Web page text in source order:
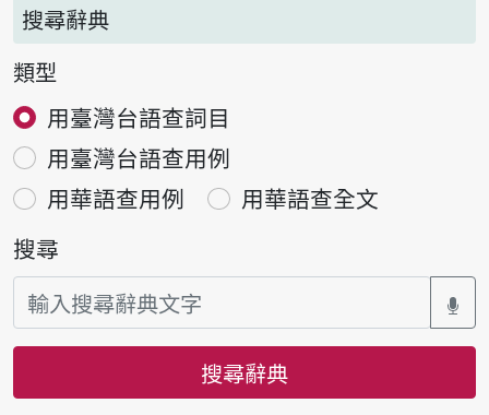
搜尋辭典
類型
用臺灣台語查詞目
用臺灣台語查用例
用華語查用例
用華語查全文
搜尋
搜尋辭典